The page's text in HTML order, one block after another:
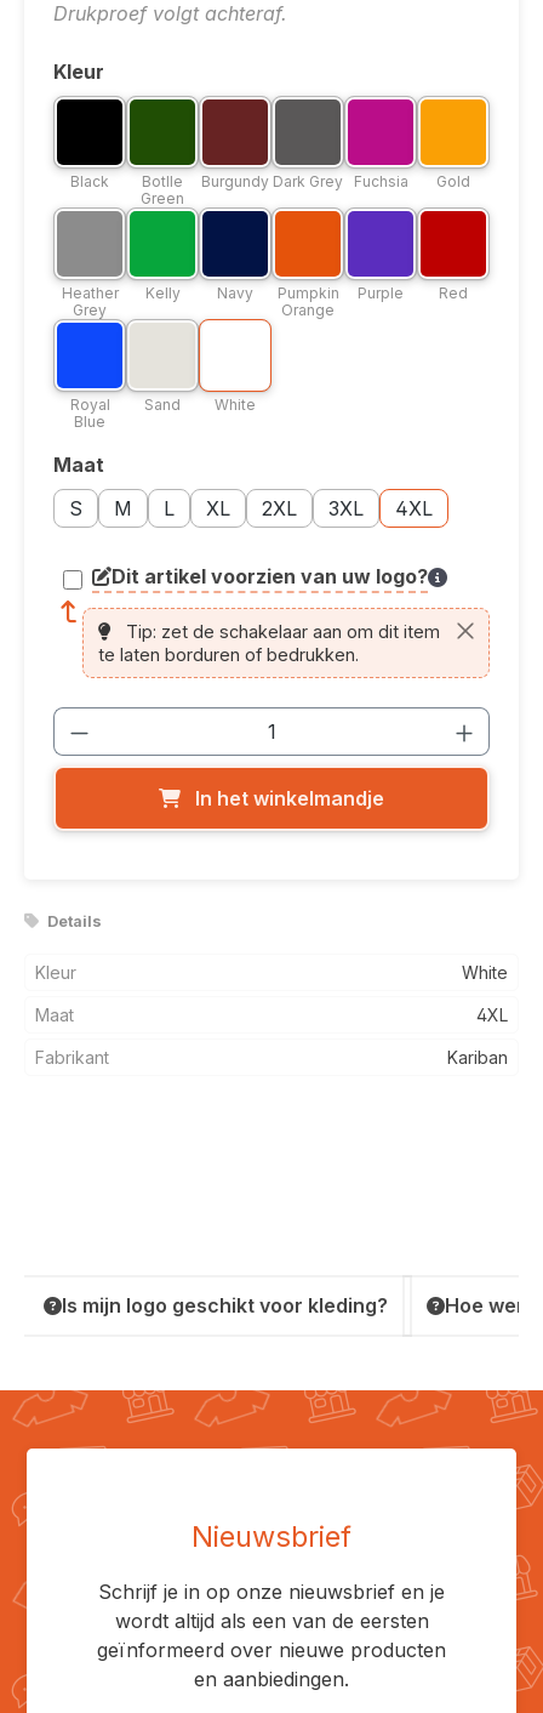
Drukproef volgt achteraf.
Selecteer
Kleur
Kleuroptie: Black
Black
Kleuroptie: Botlle Green
Botlle
Green
Kleuroptie: Burgundy
Burgundy
Kleuroptie: Dark Grey
Dark Grey
Kleuroptie: Fuchsia
Fuchsia
Kleuroptie:
Gold
Kleuroptie: Heather Grey
Heather
Grey
Kleuroptie: Kelly
Kelly
Kleuroptie: Navy
Navy
Kleuroptie: Pumpkin Orange
Pumpkin
Orange
Kleuroptie: Purple
Purple
Kleuroptie:
Red
Kleuroptie: Royal Blue
Royal
Blue
Kleuroptie: Sand
Sand
Kleuroptie: White
White
Selecteer
Maat
S
Maatoptie: S
M
Maatoptie: M
L
Maatoptie: L
XL
Maatoptie: XL
2XL
Maatoptie: 2XL
3XL
Maatoptie: 3XL
4XL
Maatoptie: 4XL
Dit artikel voorzien van uw logo?
article.printing.helptext
Tip: zet de schakelaar aan om dit item
te laten borduren of bedrukken.
Producthoeveelheid: Voer de
In het winkelmandje
Details
Kleur White
Maat 4XL
Fabrikant Kariban
Is mijn logo geschikt voor kleding? Hoe
Nieuwsbrief
Schrijf je in op onze nieuwsbrief en je
wordt altijd als een van de eersten
geïnformeerd over nieuwe producten
en aanbiedingen.